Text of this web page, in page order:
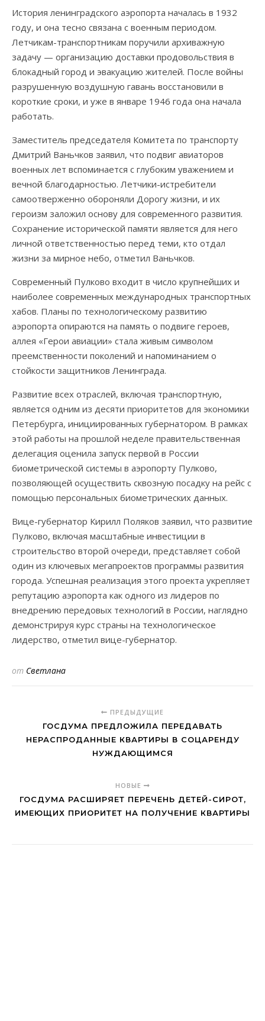
История ленинградского аэропорта началась в 1932
году, и она тесно связана с военным периодом.
Летчикам-транспортникам поручили архиважную
задачу — организацию доставки продовольствия в
блокадный город и эвакуацию жителей. После войны
разрушенную воздушную гавань восстановили в
короткие сроки, и уже в январе 1946 года она начала
работать.
Заместитель председателя Комитета по транспорту
Дмитрий Ваньчков заявил, что подвиг авиаторов
военных лет вспоминается с глубоким уважением и
вечной благодарностью. Летчики-истребители
самоотверженно обороняли Дорогу жизни, и их
героизм заложил основу для современного развития.
Сохранение исторической памяти является для него
личной ответственностью перед теми, кто отдал
жизни за мирное небо, отметил Ваньчков.
Современный Пулково входит в число крупнейших и
наиболее современных международных транспортных
хабов. Планы по технологическому развитию
аэропорта опираются на память о подвиге героев,
аллея «Герои авиации» стала живым символом
преемственности поколений и напоминанием о
стойкости защитников Ленинграда.
Развитие всех отраслей, включая транспортную,
является одним из десяти приоритетов для экономики
Петербурга, инициированных губернатором. В рамках
этой работы на прошлой неделе правительственная
делегация оценила запуск первой в России
биометрической системы в аэропорту Пулково,
позволяющей осуществить сквозную посадку на рейс с
помощью персональных биометрических данных.
Вице-губернатор Кирилл Поляков заявил, что развитие
Пулково, включая масштабные инвестиции в
строительство второй очереди, представляет собой
один из ключевых мегапроектов программы развития
города. Успешная реализация этого проекта укрепляет
репутацию аэропорта как одного из лидеров по
внедрению передовых технологий в России, наглядно
демонстрируя курс страны на технологическое
лидерство, отметил вице-губернатор.
от Светлана
ПРЕДЫДУЩИЕ
ГОСДУМА ПРЕДЛОЖИЛА ПЕРЕДАВАТЬ
НЕРАСПРОДАННЫЕ КВАРТИРЫ В СОЦАРЕНДУ
НУЖДАЮЩИМСЯ
НОВЫЕ
ГОСДУМА РАСШИРЯЕТ ПЕРЕЧЕНЬ ДЕТЕЙ-СИРОТ,
ИМЕЮЩИХ ПРИОРИТЕТ НА ПОЛУЧЕНИЕ КВАРТИРЫ